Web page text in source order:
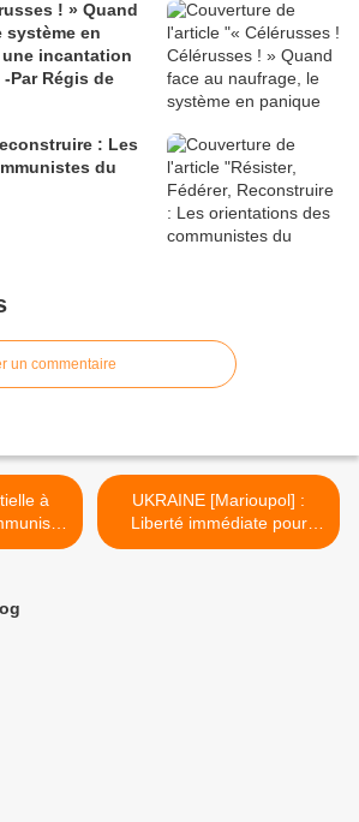
! » Quand
système en
incantation
Par Régis de
: Les
du
un commentaire
et
UKRAINE [Marioupol] :
Liberté immédiate pour
Sergueï DOLKOV,